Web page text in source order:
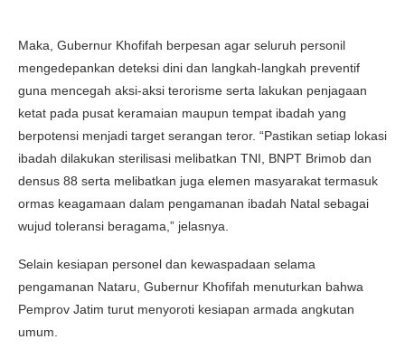
Maka, Gubernur Khofifah berpesan agar seluruh personil
mengedepankan deteksi dini dan langkah-langkah preventif
guna mencegah aksi-aksi terorisme serta lakukan penjagaan
ketat pada pusat keramaian maupun tempat ibadah yang
berpotensi menjadi target serangan teror. “Pastikan setiap lokasi
ibadah dilakukan sterilisasi melibatkan TNI, BNPT Brimob dan
densus 88 serta melibatkan juga elemen masyarakat termasuk
ormas keagamaan dalam pengamanan ibadah Natal sebagai
wujud toleransi beragama,” jelasnya.
Selain kesiapan personel dan kewaspadaan selama
pengamanan Nataru, Gubernur Khofifah menuturkan bahwa
Pemprov Jatim turut menyoroti kesiapan armada angkutan
umum.